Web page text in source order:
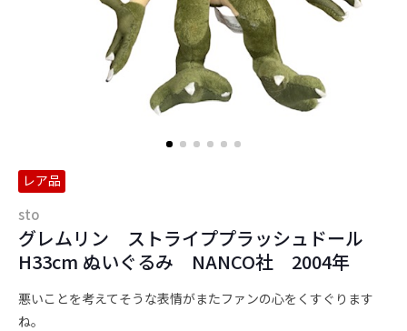
レア品
sto
グレムリン ストライププラッシュドール
H33cm ぬいぐるみ NANCO社 2004年
悪いことを考えてそうな表情がまたファンの心をくすぐります
ね。